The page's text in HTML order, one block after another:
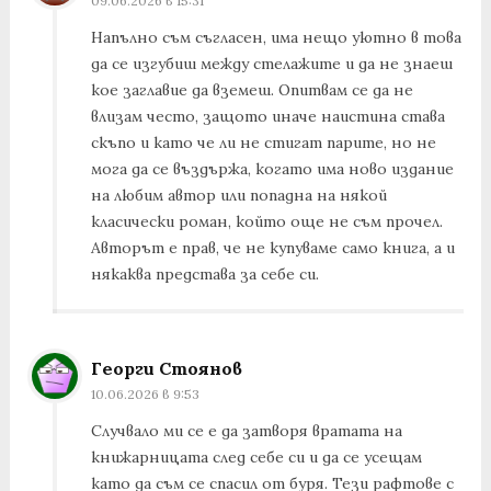
Напълно съм съгласен, има нещо уютно в това
да се изгубиш между стелажите и да не знаеш
кое заглавие да вземеш. Опитвам се да не
влизам често, защото иначе наистина става
скъпо и като че ли не стигат парите, но не
мога да се въздържа, когато има ново издание
на любим автор или попадна на някой
класически роман, който още не съм прочел.
Авторът е прав, че не купуваме само книга, а и
някаква представа за себе си.
Георги Стоянов
10.06.2026 в 9:53
Случвало ми се е да затворя вратата на
книжарницата след себе си и да се усещам
като да съм се спасил от буря. Тези рафтове с